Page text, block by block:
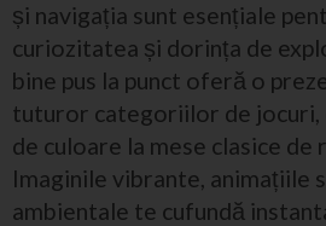
și navigația sunt esențiale
curiozitatea și dorința de
bine pus la punct oferă o
tuturor categoriilor de jocuri,
de culoare la mese clasice de
Imaginile vibrante, animațiile
ambientale te cufundă